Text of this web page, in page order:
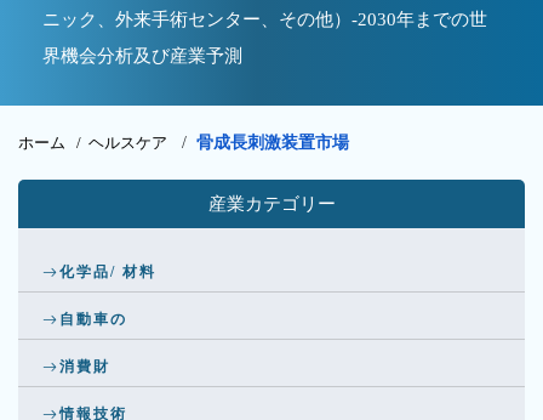
ニック、外来手術センター、その他）-2030年までの世
界機会分析及び産業予測
ホーム / ヘルスケア / 骨成長刺激装置市場
産業カテゴリー
化学品/ 材料
自動車の
消費財
情報技術